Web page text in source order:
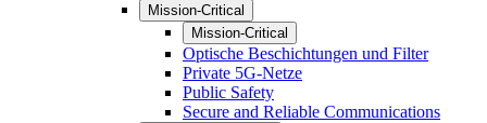
Mission-Critical
Mission-Critical
Optische Beschichtungen und Filter
Private 5G-Netze
Public Safety
Secure and Reliable Communications